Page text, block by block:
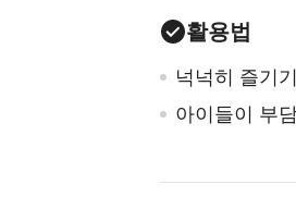
활용법
넉넉히 즐기
아이들이 부